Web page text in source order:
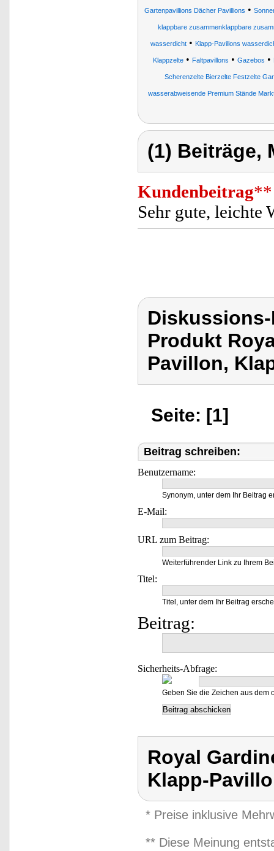
Gartenpavillions Dächer Pavillions •
klappbare zusammenklappbare
wasserdicht• Klapp-Pavillons
Klappzelte• Faltpavillons • Gazebos •
Scherenzelte Bierzelte Festzelte
wasserabweisende Premium Stände
(1) Beiträge,
Kundenbeitrag**
Sehr gute, leichte
Produkt
Pavillon,
Seite: [1]
Beitrag schreiben:
Benutzername:
Synonym, unter dem Ihr Beitrag
E-Mail:
URL zum Beitrag:
Weiterführender Link zu Ihrem
Titel:
Titel, unter dem Ihr Beitrag
Beitrag:
Sicherheits-Abfrage:
Geben Sie die Zeichen aus dem
Royal
Klapp-
* Preise inklusive
** Diese Meinung